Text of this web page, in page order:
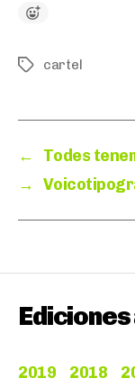
Etiquetas
cartel
←
Todes
→
2019 2018